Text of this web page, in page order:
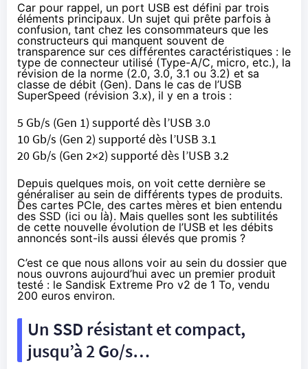
Car pour rappel, un port USB est défini par trois
éléments principaux. Un sujet qui prête parfois à
confusion, tant chez les consommateurs que les
constructeurs qui manquent souvent de
transparence sur ces différentes caractéristiques : le
type de connecteur utilisé (Type-A/C, micro, etc.), la
révision de la norme (2.0, 3.0, 3.1 ou 3.2) et sa
classe de débit (Gen). Dans le cas de l’USB
SuperSpeed (révision 3.x), il y en a trois :
5 Gb/s (Gen 1) supporté dès l’USB 3.0
10 Gb/s (Gen 2) supporté dès l’USB 3.1
20 Gb/s (Gen 2×2) supporté dès l’USB 3.2
Depuis quelques mois, on voit cette dernière se
généraliser au sein de différents types de produits.
Des cartes PCIe, des cartes mèreset bien entendu
des SSD (ici ou là). Mais quelles sont les subtilités
de cette nouvelle évolution de l’USB et les débits
annoncés sont-ils aussi élevés que promis ?
C’est ce que nous allons voir au sein du dossier que
nous ouvrons aujourd’hui avec un premier produit
testé : le Sandisk Extreme Pro v2 de 1 To, vendu
200 euros environ.
Un SSD résistant et compact,
jusqu’à 2 Go/s…